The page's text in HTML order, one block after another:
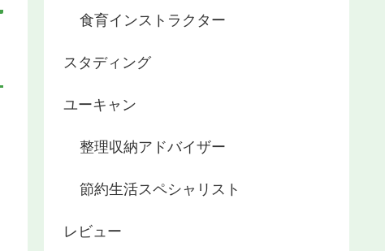
食育インストラクター
スタディング
ユーキャン
整理収納アドバイザー
節約生活スペシャリスト
レビュー